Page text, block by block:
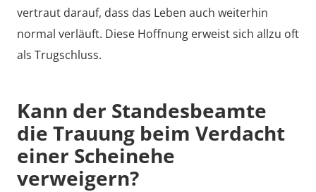
vertraut darauf, dass das Leben auch weiterhin
normal verläuft. Diese Hoffnung erweist sich allzu oft
als Trugschluss.
Kann der Standesbeamte
die Trauung beim Verdacht
einer Scheinehe
verweigern?